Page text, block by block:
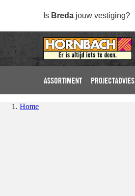
Is Breda jouw vestiging?
ASSORTIMENT PROJECTADVIES
Home